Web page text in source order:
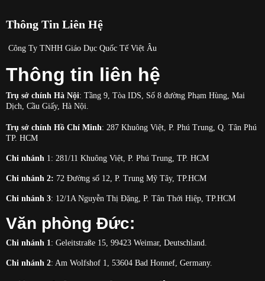
Thông Tin Liên Hệ
Công Ty TNHH Giáo Dục Quốc Tế Việt Âu
Thông tin liên hệ
Trụ sở chính Hà Nội: Tầng 9, Tòa IDS, Số 8 đường Phạm Hùng, Mai
Dịch, Cầu Giấy, Hà Nội.
Trụ sở chính Hồ Chí Minh: 287 Khuông Việt, P. Phú Trung, Q. Tân Phú
TP. HCM
Chi nhánh 1: 281/11 Khuông Việt, P. Phú Trung, TP. HCM
Chi nhánh 2: 72 Đường số 12, P. Trung Mỹ Tây, TP.HCM
Chi nhánh 3: 12/1A Nguyễn Thị Đặng, P. Tân Thới Hiệp, TP.HCM
Văn phòng Đức:
Chi nhánh 1 : Geleitstraße 15, 99423 Weimar, Deutschland.
Chi nhánh 2: Am Wolfshof 1, 53604 Bad Honnef, Germany.